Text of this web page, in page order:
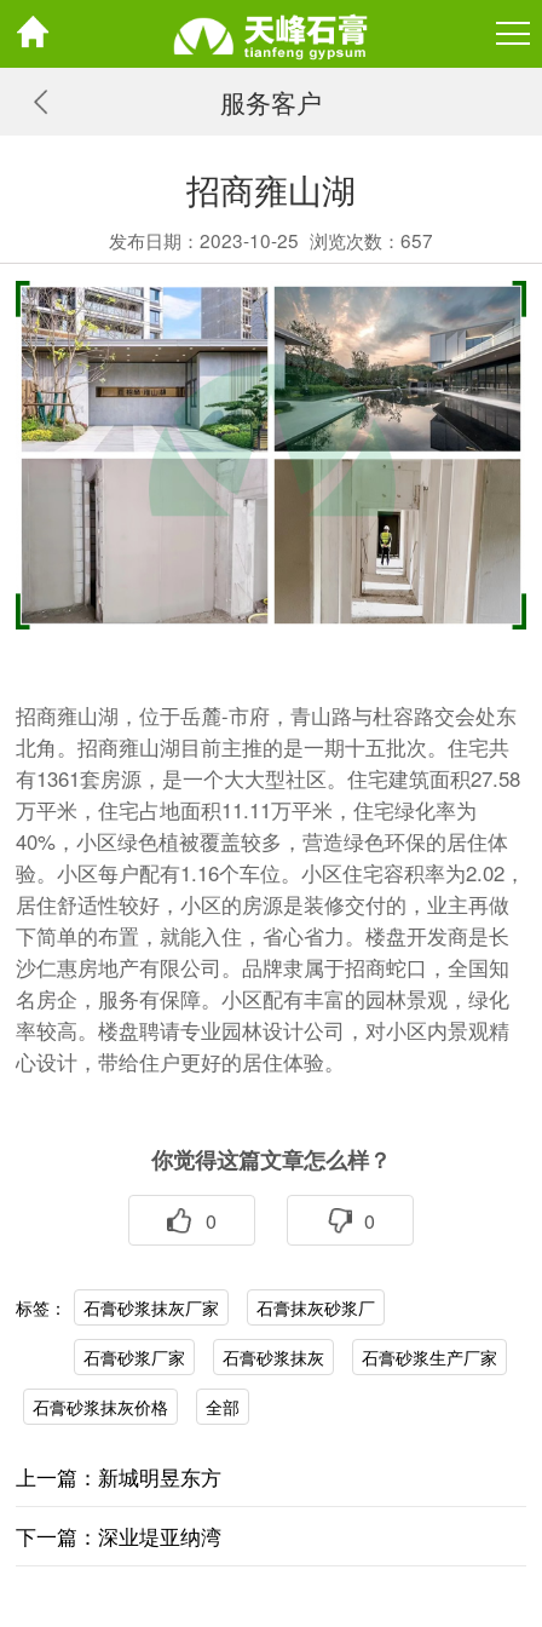
服务客户
招商雍山湖
发布日期：2023-10-25 浏览次数： 657
招商雍山湖，位于岳麓-市府，青山路与杜容路交会处东
北角。招商雍山湖目前主推的是一期十五批次。住宅共
有1361套房源，是一个大大型社区。住宅建筑面积27.58
万平米，住宅占地面积11.11万平米，住宅绿化率为
40%，小区绿色植被覆盖较多，营造绿色环保的居住体
验。小区每户配有1.16个车位。小区住宅容积率为2.02，
居住舒适性较好，小区的房源是装修交付的，业主再做
下简单的布置，就能入住，省心省力。楼盘开发商是长
沙仁惠房地产有限公司。品牌隶属于招商蛇口，全国知
名房企，服务有保障。小区配有丰富的园林景观，绿化
率较高。楼盘聘请专业园林设计公司，对小区内景观精
心设计，带给住户更好的居住体验。
你觉得这篇文章怎么样？
0 0
标签： 石膏砂浆抹灰厂家 石膏抹灰砂浆厂
石膏砂浆厂家 石膏砂浆抹灰 石膏砂浆生产厂家
石膏砂浆抹灰价格 全部
上一篇：新城明昱东方
下一篇：深业堤亚纳湾